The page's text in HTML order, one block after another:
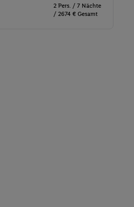
2 Pers. / 7 Nächte
/ 2674 € Gesamt